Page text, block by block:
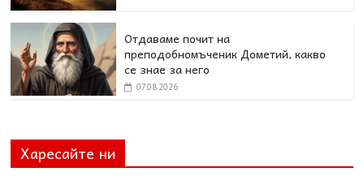
Отдаваме почит на
преподобномъченик Дометий, какво
се знае за него
07.08.2026
Харесайте ни